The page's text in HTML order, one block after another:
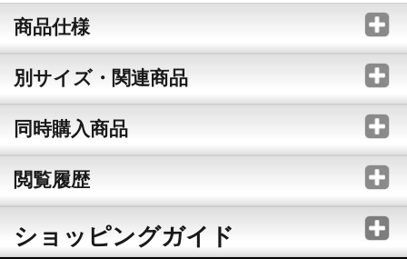
商品仕様
別サイズ・関連商品
同時購入商品
閲覧履歴
ショッピングガイド